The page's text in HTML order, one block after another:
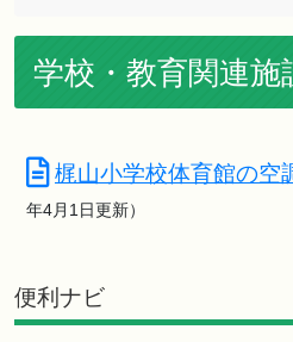
学校・教育関連施
梶山小学校体育館の空
年4月1日更新）
便利ナビ